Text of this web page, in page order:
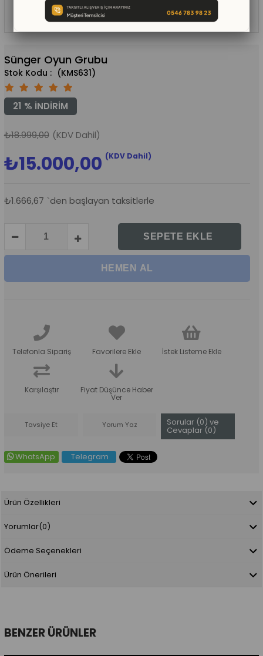
Sünger Oyun Grubu
(KMS631)
%
21 İNDIRIM
₺18.999,00 (KDV Dahil)
₺15.000,00 (KDV Dahil)
₺1.666,67 `den başlayan taksitlerle
Telefonla Sipariş Favorilere Ekle İstek Listeme Ekle
Karşılaştır Fiyat Düşünce Haber
Ver
Tavsiye Et Yorum Yaz Sorular (0) ve
Cevaplar (0)
WhatsApp Telegram
Ürün Özellikleri
Yorumlar(0)
Ödeme Seçenekleri
Ürün Önerileri
BENZER ÜRÜNLER